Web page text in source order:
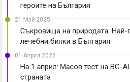
героите на България
21 Май 2025
Съкровища на природата: Най-
лечебни билки в България
01 Април 2025
На 1 април: Масов тест на BG-
страната